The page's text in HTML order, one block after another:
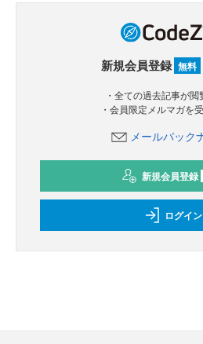
新規会員登録 無料
・全ての過去記事が
・会員限定メルマガを
メールバック
新規会員登録
ログイン